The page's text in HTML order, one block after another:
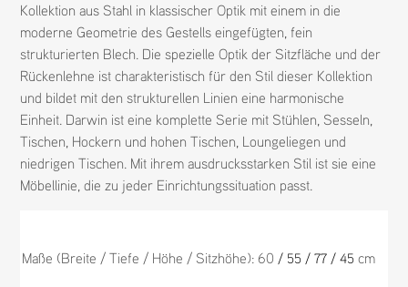
Kollektion aus Stahl in klassischer Optik mit einem in die
moderne Geometrie des Gestells eingefügten, fein
strukturierten Blech. Die spezielle Optik der Sitzfläche und der
Rückenlehne ist charakteristisch für den Stil dieser Kollektion
und bildet mit den strukturellen Linien eine harmonische
Einheit. Darwin ist eine komplette Serie mit Stühlen, Sesseln,
Tischen, Hockern und hohen Tischen, Loungeliegen und
niedrigen Tischen. Mit ihrem ausdrucksstarken Stil ist sie eine
Möbellinie, die zu jeder Einrichtungssituation passt.
Maße (Breite / Tiefe / Höhe / Sitzhöhe): 60/ 55 / 77 / 45cm